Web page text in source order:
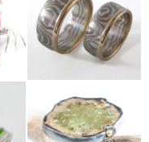
Tobias Dingler